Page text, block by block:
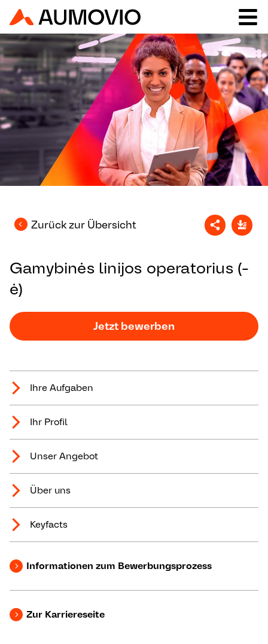
Zurück zur Übersicht
Gamybinės linijos operatorius (-
ė)
Jetzt bewerben
Ihre Aufgaben
Ihr Profil
Unser Angebot
Über uns
Keyfacts
Informationen zum Bewerbungsprozess
Zur Karriereseite